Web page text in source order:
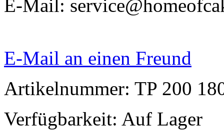
E-Mail:
E-Mail an einen Freund
Artikelnummer: TP 200
Verfügbarkeit: Auf Lager